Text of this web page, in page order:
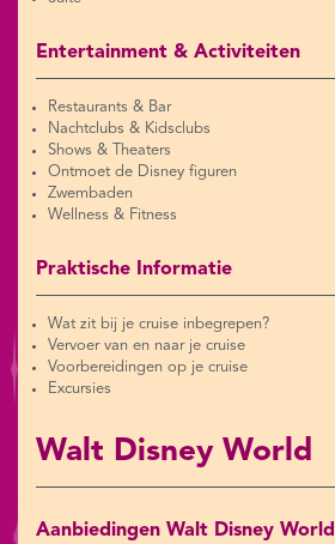
Entertainment & Activiteiten
Restaurants & Bar
Nachtclubs & Kidsclubs
Shows & Theaters
Ontmoet de Disney figuren
Zwembaden
Wellness & Fitness
Praktische Informatie
Wat zit bij je cruise inbegrepen?
Vervoer van en naar je cruise
Voorbereidingen op je cruise
Excursies
Walt Disney World
Aanbiedingen Walt Disney World